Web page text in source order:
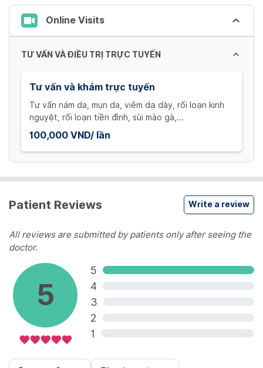
Online Visits
TƯ VẤN VÀ ĐIỀU TRỊ TRỰC TUYẾN
Tư vấn và khám trực tuyến
Tư vấn nám da, mụn da, viêm dạ dày, rối loạn kinh
nguyệt, rối loạn tiền đình, sùi mào gà,...
100,000 VND/ lần
Patient Reviews Write a review
All reviews are submitted by patients only after seeing the
doctor.
5
5
4
3
2
1